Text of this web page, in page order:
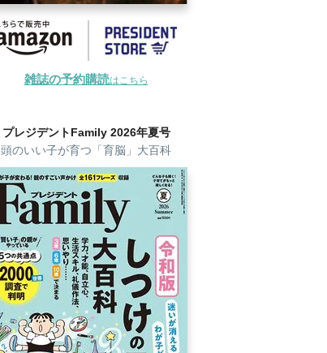
雑誌の予約購読はこちら
プレジデントFamily 2026年夏号
頭のいい子が育つ「育脳」大百科